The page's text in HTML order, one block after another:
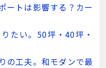
ートは影響する？カー
たい。50坪・40坪・
の工夫。和モダンで最